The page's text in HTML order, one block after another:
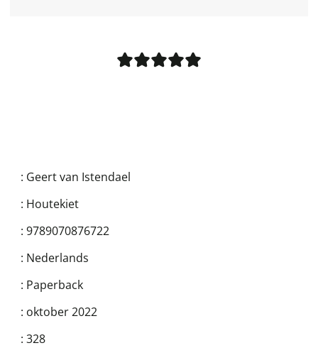
: Geert van Istendael
: Houtekiet
: 9789070876722
: Nederlands
: Paperback
: oktober 2022
: 328